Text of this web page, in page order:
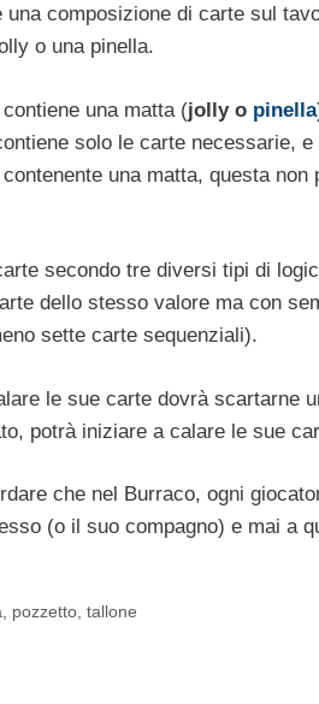
composizione di carte sul
o una pinella.
una matta (jolly o pinella
solo le carte necessarie,
una matta, questa
secondo tre diversi tipi di
dello stesso valore ma con
sette carte sequenziali).
le sue carte dovrà scartarne
potrà iniziare a calare le sue
che nel Burraco, ogni
(o il suo compagno) e mai a
pozzetto ,tallone